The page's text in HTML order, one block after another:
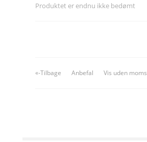
Produktet er endnu ikke bedømt
«-Tilbage Anbefal Vis uden moms